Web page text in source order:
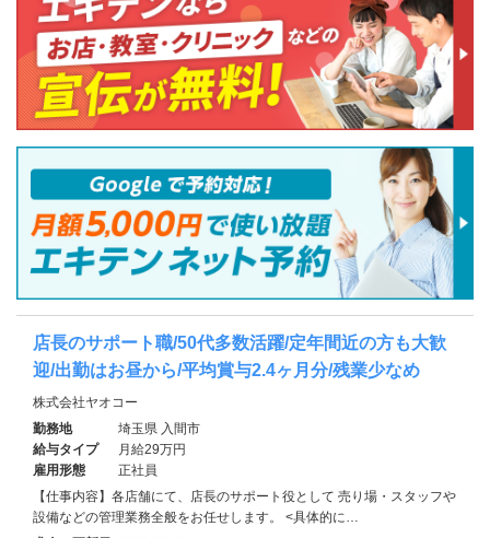
店長のサポート職/50代多数活躍/定年間近の方も大歓
迎/出勤はお昼から/平均賞与2.4ヶ月分/残業少なめ
株式会社ヤオコー
勤務地
埼玉県 入間市
給与タイプ
月給29万円
雇用形態
正社員
【仕事内容】各店舗にて、店長のサポート役として 売り場・スタッフや
設備などの管理業務全般をお任せします。 <具体的に…